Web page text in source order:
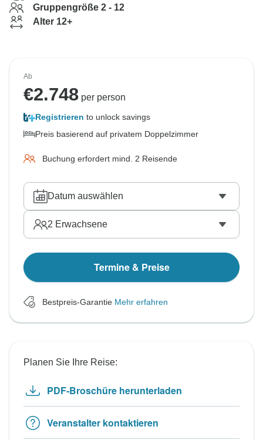
Gruppengröße 2 - 12
Alter 12+
Ab
€2.748 per person
Registrieren to unlock savings
Preis basierend auf privatem Doppelzimmer
Buchung erfordert mind. 2 Reisende
Datum auswählen
2 Erwachsene
Termine & Preise
Bestpreis-Garantie Mehr erfahren
Planen Sie Ihre Reise:
PDF-Broschüre herunterladen
Veranstalter kontaktieren